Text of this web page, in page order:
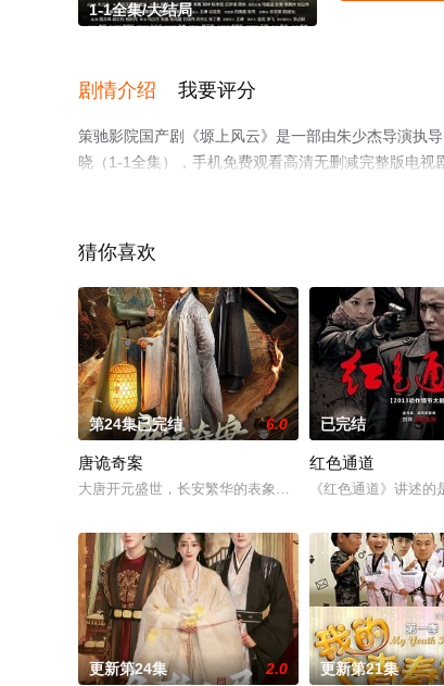
1-1全集/大结局
剧情介绍 我要评分
策驰影院国产剧《塬上风云》是一部由朱少杰导演执
晓（1-1全集），手机免费观看高清无删减完整版电
猜你喜欢
第24集已完结 6.0
唐诡奇案
大唐开元盛世，长安繁华的表象下却暗藏诡异奇案，民间
已完结
红色通道
《红色通道》讲述
更新第24集 2.0 更新第21集